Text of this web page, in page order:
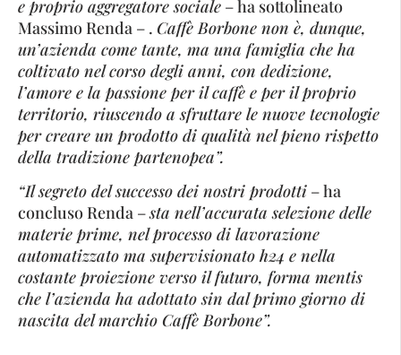
e proprio aggregatore sociale – ha sottolineato
Massimo Renda – . Caffè Borbone non è, dunque,
un’azienda come tante, ma una famiglia che ha
coltivato nel corso degli anni, con dedizione,
l’amore e la passione per il caffè e per il proprio
territorio, riuscendo a sfruttare le nuove tecnologie
per creare un prodotto di qualità nel pieno rispetto
della tradizione partenopea”.
“Il segreto del successo dei nostri prodotti – ha
concluso Renda –sta nell’accurata selezione delle
materie prime, nel processo di lavorazione
automatizzato ma supervisionato h24 e nella
costante proiezione verso il futuro, forma mentis
che l’azienda ha adottato sin dal primo giorno di
nascita del marchio Caffè Borbone”.